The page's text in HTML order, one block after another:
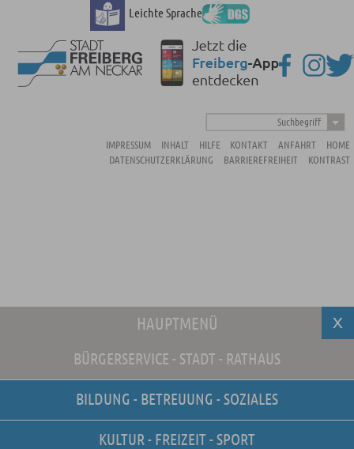
Leichte Sprache
Suchbegriff
IMPRESSUM
INHALT HILFE KONTAKT ANFAHRT
HOME
DATENSCHUTZERKLÄRUNG
BARRIEREFREIHEIT KONTRAST
HAUPTMENÜ
BÜRGERSERVICE - STADT - RATHAUS
BILDUNG - BETREUUNG - SOZIALES
KULTUR - FREIZEIT - SPORT
Unsere Stellenangebote
Online-Terminvereinbarung
Amtliche
Bekanntmachungen